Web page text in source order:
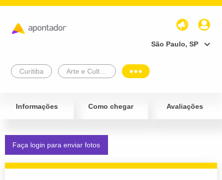
São Paulo, SP
Curitiba
Informações Como chegar Avaliações
Faça login para enviar fotos